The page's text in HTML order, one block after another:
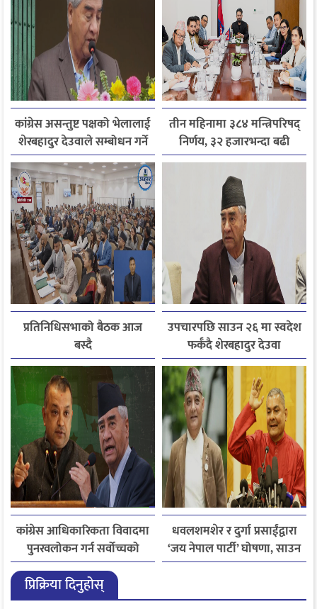
कांग्रेस असन्तुष्ट पक्षको भेलालाई
शेरबहादुर देउवाले सम्बोधन गर्ने
तीन महिनामा ३८४ मन्त्रिपरिषद्
निर्णय, ३२ हजारभन्दा बढी
गुनासो फर्छ्योट
प्रतिनिधिसभाको बैठक आज
बस्दै
उपचारपछि साउन २६ मा स्वदेश
फर्कँदै शेरबहादुर देउवा
कांग्रेस आधिकारिकता विवादमा
पुनरवलोकन गर्न सर्वोच्चको
अनुमति
धवलशमशेर र दुर्गा प्रसाईंद्वारा
‘जय नेपाल पार्टी’ घोषणा, साउन
२८ मा आयोगमा दर्ता गर्ने तयारी
प्रिक्रिया दिनुहोस्